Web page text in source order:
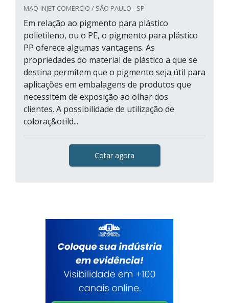
MAQ-INJET COMERCIO / SÃO PAULO - SP
Em relação ao pigmento para plástico
polietileno, ou o PE, o pigmento para plástico
PP oferece algumas vantagens. As
propriedades do material de plástico a que se
destina permitem que o pigmento seja útil para
aplicações em embalagens de produtos que
necessitem de exposição ao olhar dos
clientes. A possibilidade de utilização de
coloraç&otild...
Cotar agora